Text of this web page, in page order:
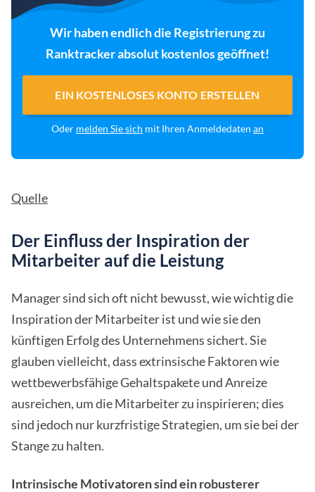
Wir haben endlich die Registrierung zu
Ranktracker absolut kostenlos geöffnet!
EIN KOSTENLOSES KONTO ERSTELLEN
Oder melden Sie sich mit Ihren Anmeldedaten an
Quelle
Der Einfluss der Inspiration der
Mitarbeiter auf die Leistung
Manager sind sich oft nicht bewusst, wie wichtig die
Inspiration der Mitarbeiter ist und wie sie den
künftigen Erfolg des Unternehmens sichert. Sie
glauben vielleicht, dass extrinsische Faktoren wie
wettbewerbsfähige Gehaltspakete und Anreize
ausreichen, um die Mitarbeiter zu inspirieren; dies
sind jedoch nur kurzfristige Strategien, um sie bei der
Stange zu halten.
Intrinsische Motivatoren sind ein robusterer